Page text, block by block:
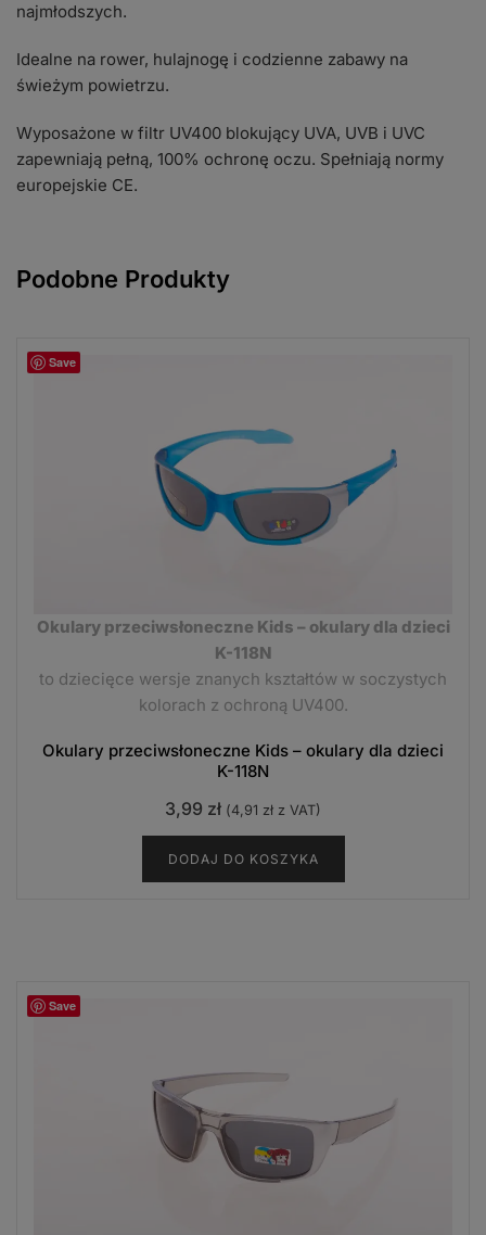
najmłodszych.
Idealne na rower, hulajnogę i codzienne zabawy na
świeżym powietrzu.
Wyposażone w filtr UV400 blokujący UVA, UVB i UVC
zapewniają pełną, 100% ochronę oczu. Spełniają normy
europejskie CE.
Podobne Produkty
Save
Okulary przeciwsłoneczne Kids – okulary dla dzieci
K-118N
to dziecięce wersje znanych kształtów w soczystych
kolorach z ochroną UV400.
Okulary przeciwsłoneczne Kids – okulary dla dzieci
K-118N
3,99 zł (4,91 zł z VAT)
DODAJ DO KOSZYKA
Save